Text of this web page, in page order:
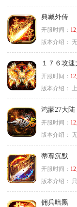
典藏外传
开服时间：
版本介绍：
１７６攻速
开服时间：
版本介绍：
鸿蒙27大陆
开服时间：
版本介绍：
蒂尊沉默
开服时间：
版本介绍：
佣兵暗黑